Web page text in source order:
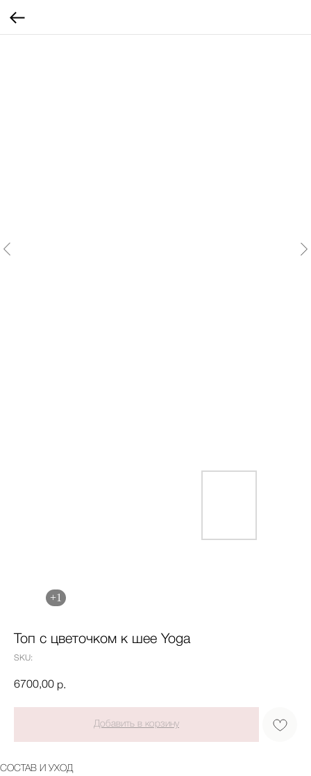
Топ с цветочком к шее Yoga
SKU:
6700,00 р.
Добавить в корзину
СОСТАВ И УХОД